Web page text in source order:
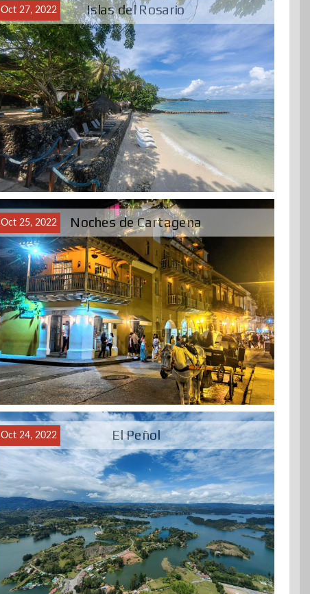
Islas del Rosario
Oct 27, 2022
Noches de Cartagena
Oct 25, 2022
El Peñol
Oct 24, 2022